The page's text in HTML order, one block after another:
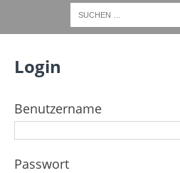
Login
Benutzername
Passwort